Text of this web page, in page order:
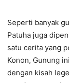
Seperti banyak
Patuha juga
satu cerita yang
Konon, Gunung
dengan kisah